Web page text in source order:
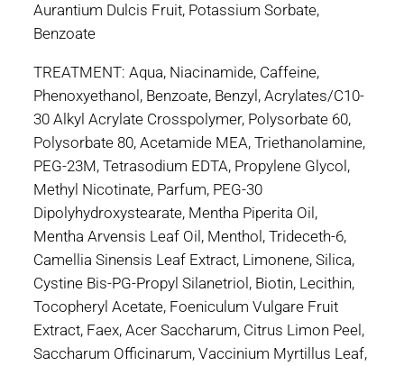
Aurantium Dulcis Fruit, Potassium Sorbate,
Benzoate
TREATMENT: Aqua, Niacinamide, Caffeine,
Phenoxyethanol, Benzoate, Benzyl, Acrylates/C10-
30 Alkyl Acrylate Crosspolymer, Polysorbate 60,
Polysorbate 80, Acetamide MEA, Triethanolamine,
PEG-23M, Tetrasodium EDTA, Propylene Glycol,
Methyl Nicotinate, Parfum, PEG-30
Dipolyhydroxystearate, Mentha Piperita Oil,
Mentha Arvensis Leaf Oil, Menthol, Trideceth-6,
Camellia Sinensis Leaf Extract, Limonene, Silica,
Cystine Bis-PG-Propyl Silanetriol, Biotin, Lecithin,
Tocopheryl Acetate, Foeniculum Vulgare Fruit
Extract, Faex, Acer Saccharum, Citrus Limon Peel,
Saccharum Officinarum, Vaccinium Myrtillus Leaf,